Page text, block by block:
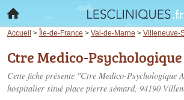
Accueil > Île-de-France > Val-de-Marne > Villeneuve-
Ctre Medico-Psychologique
Cette fiche présente "Ctre Medico-Psychologique
hospitalier situé place pierre sémard, 94190